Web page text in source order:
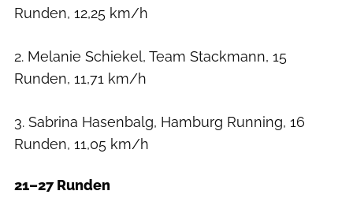
Runden, 12,25 km/h
2. Melanie Schiekel, Team Stackmann, 15
Runden, 11,71 km/h
3. Sabrina Hasenbalg, Hamburg Running, 16
Runden, 11,05 km/h
21–27 Runden